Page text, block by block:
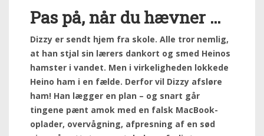
Pas på, når du hævner …
Dizzy er sendt hjem fra skole. Alle tror nemlig,
at han stjal sin lærers dankort og smed Heinos
hamster i vandet. Men i virkeligheden lokkede
Heino ham i en fælde. Derfor vil Dizzy afsløre
ham! Han lægger en plan – og snart går
tingene pænt amok med en falsk MacBook-
oplader, overvågning, afpresning af en sød